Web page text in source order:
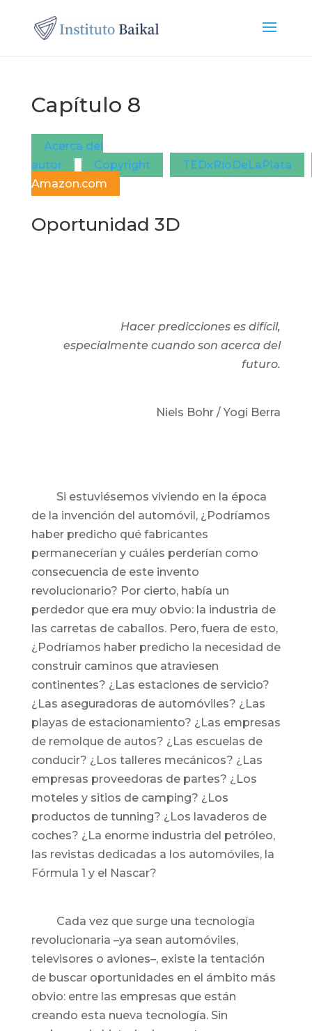
Capítulo 8
Acerca del
autor
Copyright
TEDxRioDeLaPlata
Amazon.com
Oportunidad 3D
Hacer predicciones es difícil,
especialmente cuando son acerca del
futuro.
Niels Bohr / Yogi Berra
Si estuviésemos viviendo en la época
de la invención del automóvil, ¿Podríamos
haber predicho qué fabricantes
permanecerían y cuáles perderían como
consecuencia de este invento
revolucionario? Por cierto, había un
perdedor que era muy obvio: la industria de
las carretas de caballos. Pero, fuera de esto,
¿Podríamos haber predicho la necesidad de
construir caminos que atraviesen
continentes? ¿Las estaciones de servicio?
¿Las aseguradoras de automóviles? ¿Las
playas de estacionamiento? ¿Las empresas
de remolque de autos? ¿Las escuelas de
conducir? ¿Los talleres mecánicos? ¿Las
empresas proveedoras de partes? ¿Los
moteles y sitios de camping? ¿Los
productos de tunning? ¿Los lavaderos de
coches? ¿La enorme industria del petróleo,
las revistas dedicadas a los automóviles, la
Fórmula 1 y el Nascar?
Cada vez que surge una tecnología
revolucionaria –ya sean automóviles,
televisores o aviones–, existe la tentación
de buscar oportunidades en el ámbito más
obvio: entre las empresas que están
creando esta nueva tecnología. Sin